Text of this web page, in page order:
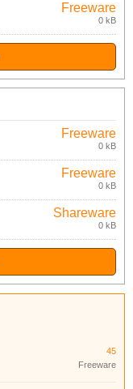
Freeware
0 kB
Freeware
0 kB
Freeware
0 kB
Shareware
0 kB
45
Freeware